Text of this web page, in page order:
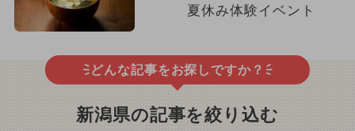
夏休み体験イベント
どんな記事をお探しですか？
新潟県の記事を絞り込む